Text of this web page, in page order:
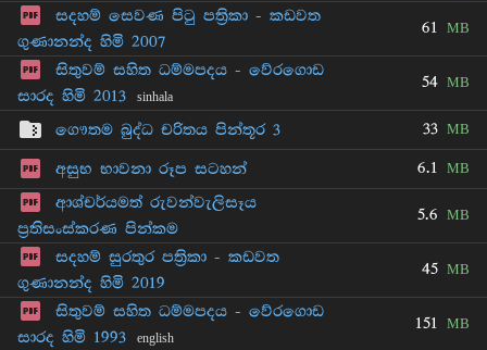
සදහම් සෙවණ පිටු පත්‍රිකා - කඩවත
ගුණානන්ද හිමි 2007
61 MB
සිතුවම් සහිත ධම්මපදය - වේරගොඩ
සාරද හිමි 2013
sinhala
54 MB
ගෞතම බුද්ධ චරිතය පින්තූර 3 33 MB
අසුභ භාවනා රූප සටහන් 6.1 MB
ආශ්චර්යමත් රුවන්වැලිසෑය
ප්‍රතිසංස්කරණ පින්කම
5.6 MB
සදහම් සුරතුර පත්‍රිකා - කඩවත
ගුණානන්ද හිමි 2019
45 MB
සිතුවම් සහිත ධම්මපදය - වේරගොඩ
සාරද හිමි 1993
english
151 MB